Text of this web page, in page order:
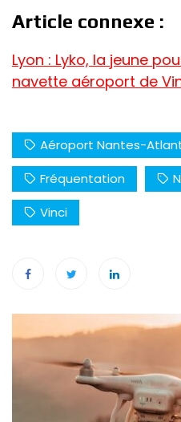
Article connexe :
Lyon : Lyko, la jeune
navette aéroport de
Aéroport Nantes-
Fréquentation
Vinci
Navigation
de
l’article